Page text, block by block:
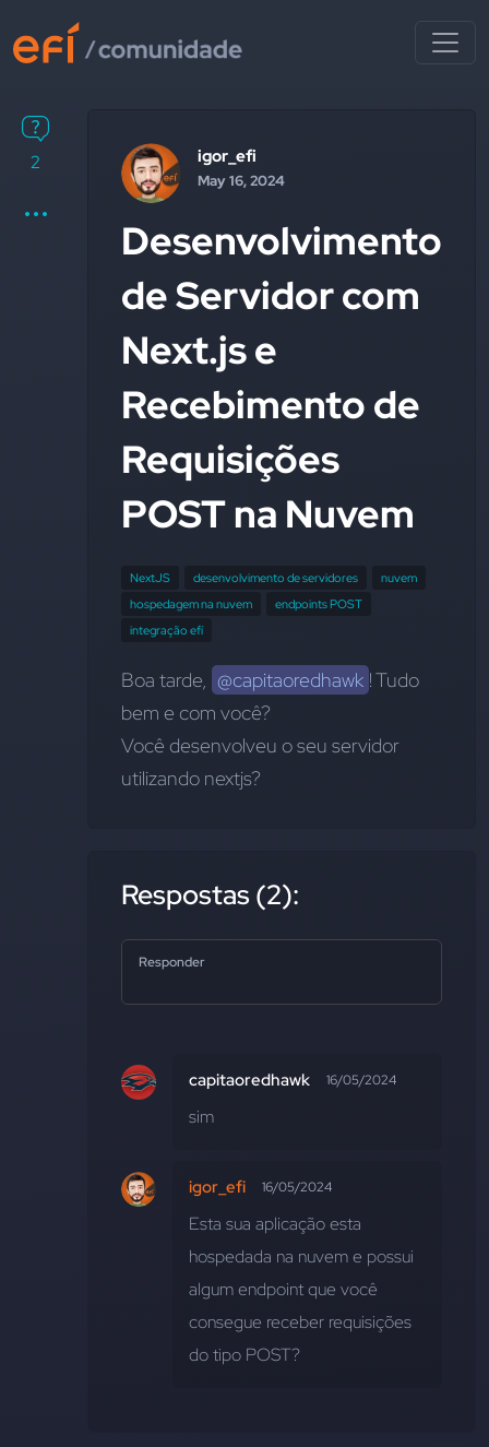
2 igor_efi
May 16, 2024
Desenvolvimento
de Servidor com
Next.js e
Recebimento de
Requisições
POST na Nuvem
NextJS desenvolvimento de servidores
nuvem
hospedagem na nuvem
endpoints POST
integração efí
Boa tarde, @capitaoredhawk ! Tudo
bem e com você?
Você desenvolveu o seu servidor
utilizando nextjs?
Respostas (2):
Responder
capitaoredhawk 16/05/2024
sim
igor_efi 16/05/2024
Esta sua aplicação esta
hospedada na nuvem e possui
algum endpoint que você
consegue receber requisições
do tipo POST?